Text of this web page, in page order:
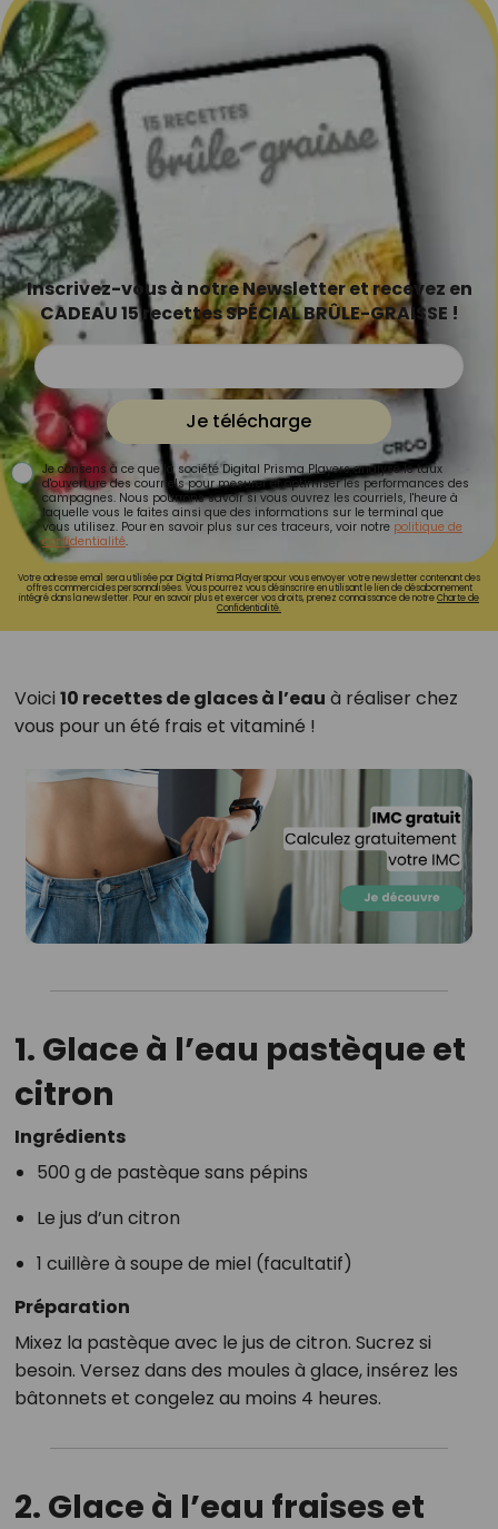
Inscrivez-vous à notre Newsletter et recevez en
CADEAU 15 recettes SPÉCIAL BRÛLE-GRAISSE !
Je télécharge
Je consens à ce que la société Digital Prisma Players analyse le taux
d'ouverture des courriels pour mesurer et optimiser les performances des
campagnes. Nous pourrons savoir si vous ouvrez les courriels, l'heure à
laquelle vous le faites ainsi que des informations sur le terminal que
vous utilisez. Pour en savoir plus sur ces traceurs, voir notre politique de
confidentialité.
Votre adresse email sera utilisée par Digital Prisma Playerspour vous envoyer votre newsletter contenant des
offres commerciales personnalisées. Vous pourrez vous désinscrire en utilisant le lien de désabonnement
intégré dans la newsletter. Pour en savoir plus et exercer vos droits, prenez connaissance de notreCharte de
Confidentialité.
Voici 10 recettes de glaces à l’eau à réaliser chez
vous pour un été frais et vitaminé !
1. Glace à l’eau pastèque et
citron
Ingrédients
500 g de pastèque sans pépins
Le jus d’un citron
1 cuillère à soupe de miel (facultatif)
Préparation
Mixez la pastèque avec le jus de citron. Sucrez si
besoin. Versez dans des moules à glace, insérez les
bâtonnets et congelez au moins 4 heures.
2. Glace à l’eau fraises et